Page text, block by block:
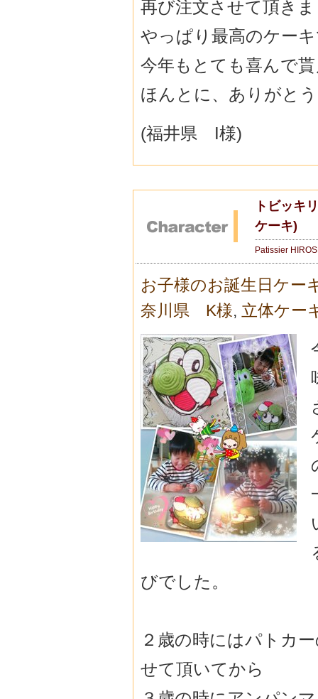
再び注文させて頂き
やっぱり最高のケー
今年もとても喜んで
ほんとに、ありがと
(福井県 I様)
トビッキ
ケーキ)
Patissier
お子様のお誕生日ケー
奈川県 K様, 立体ケー
びでした。
２歳の時にはパトカ
せて頂いてから